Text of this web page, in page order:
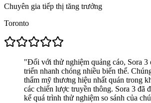
Chuyên gia tiếp thị tăng trưởng
Toronto
"Đối với thử nghiệm quảng cáo, Sora 3
triển nhanh chóng nhiều biến thể.
thẩm mỹ thương hiệu nhất quán trong
các chiến lược truyền thông. Sora 3 đã
kể quá trình thử nghiệm so sánh của